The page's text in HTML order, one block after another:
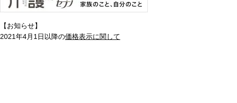
【お知らせ】
2021年4月1日以降の価格表示に関して